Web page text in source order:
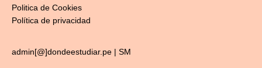
Politica de Cookies
Política de privacidad
admin[@]dondeestudiar.pe | SM